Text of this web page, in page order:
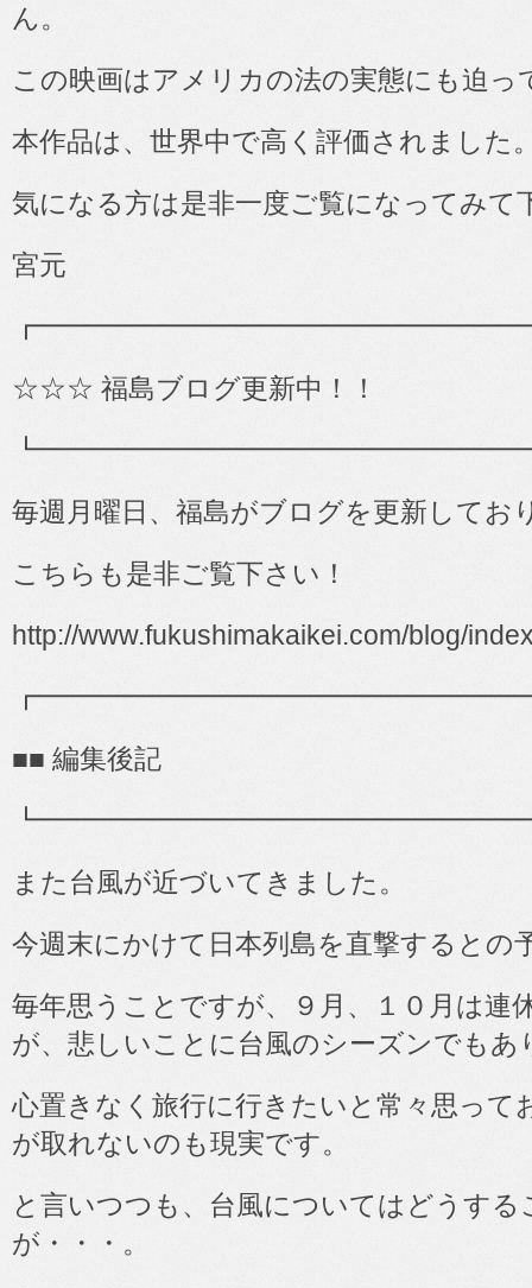
ん。
この映画はアメリカの法の実態にも迫っ
本作品は、世界中で高く評価されました
気になる方は是非一度ご覧になってみて
宮元
☆☆☆ 福島ブログ更新中！！
毎週月曜日、福島がブログを更新してお
こちらも是非ご覧下さい！
http://www.fukushimakaikei.com/blog/
■■ 編集後記
また台風が近づいてきました。
今週末にかけて日本列島を直撃するとの
毎年思うことですが、９月、１０月は連
が、悲しいことに台風のシーズンでもあ
心置きなく旅行に行きたいと常々思って
が取れないのも現実です。
と言いつつも、台風についてはどうす
が・・・。